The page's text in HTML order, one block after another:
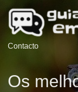
Contacto
Os